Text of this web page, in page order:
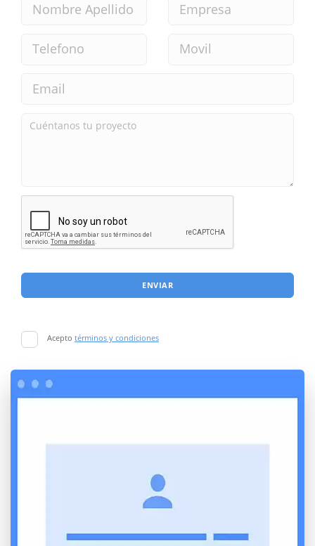
ENVIAR
Acepto términos y condiciones